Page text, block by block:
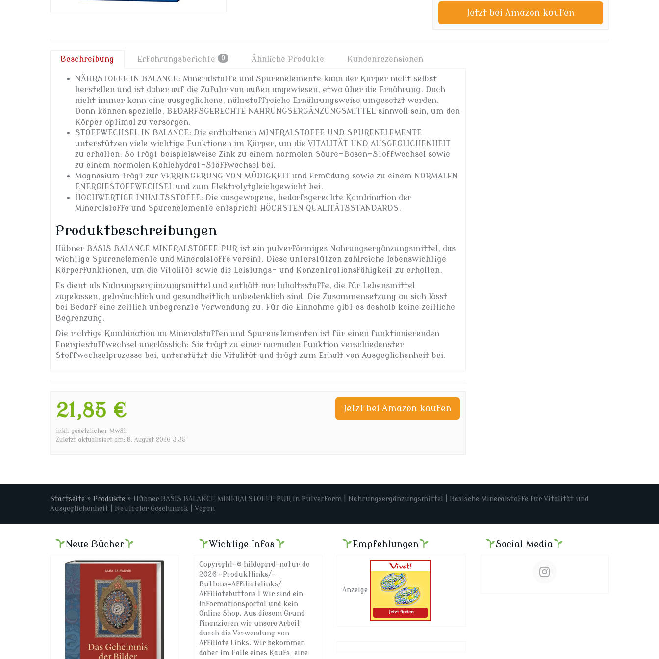
Jetzt bei Amazon kaufen
Beschreibung Erfahrungsberichte 0 Ähnliche Produkte Kundenrezensionen
NÄHRSTOFFE IN BALANCE: Mineralstoffe und Spurenelemente kann der Körper nicht selbst
herstellen und ist daher auf die Zufuhr von außen angewiesen, etwa über die Ernährung. Doch
nicht immer kann eine ausgeglichene, nährstoffreiche Ernährungsweise umgesetzt werden.
Dann können spezielle, BEDARFSGERECHTE NAHRUNGSERGÄNZUNGSMITTEL sinnvoll sein, um den
Körper optimal zu versorgen.
STOFFWECHSEL IN BALANCE: Die enthaltenen MINERALSTOFFE UND SPURENELEMENTE
unterstützen viele wichtige Funktionen im Körper, um die VITALITÄT UND AUSGEGLICHENHEIT
zu erhalten. So trägt beispielsweise Zink zu einem normalen Säure-Basen-Stoffwechsel sowie
zu einem normalen Kohlehydrat-Stoffwechsel bei.
Magnesium trägt zur VERRINGERUNG VON MÜDIGKEIT und Ermüdung sowie zu einem NORMALEN
ENERGIESTOFFWECHSEL und zum Elektrolytgleichgewicht bei.
HOCHWERTIGE INHALTSSTOFFE: Die ausgewogene, bedarfsgerechte Kombination der
Mineralstoffe und Spurenelemente entspricht HÖCHSTEN QUALITÄTSSTANDARDS.
Produktbeschreibungen
Hübner BASIS BALANCE MINERALSTOFFE PUR ist ein pulverförmiges Nahrungsergänzungsmittel, das
wichtige Spurenelemente und Mineralstoffe vereint. Diese unterstützen zahlreiche lebenswichtige
Körperfunktionen, um die Vitalität sowie die Leistungs- und Konzentrationsfähigkeit zu erhalten.
Es dient als Nahrungsergänzungsmittel und enthält nur Inhaltsstoffe, die für Lebensmittel
zugelassen, gebräuchlich und gesundheitlich unbedenklich sind. Die Zusammensetzung an sich lässt
bei Bedarf eine zeitlich unbegrenzte Verwendung zu. Für die Einnahme gibt es deshalb keine zeitliche
Begrenzung.
Die richtige Kombination an Mineralstoffen und Spurenelementen ist für einen funktionierenden
Energiestoffwechsel unerlässlich: Sie trägt zu einer normalen Funktion verschiedenster
Stoffwechselprozesse bei, unterstützt die Vitalität und trägt zum Erhalt von Ausgeglichenheit bei.
21,85 €
inkl. gesetzlicher MwSt.
Zuletzt aktualisiert am: 8. August 2026 3:35
Jetzt bei Amazon kaufen
Startseite » Produkte » Hübner BASIS BALANCE MINERALSTOFFE PUR in Pulverform | Nahrungsergänzungsmittel | Basische Mineralstoffe für Vitalität und
Ausgeglichenheit | Neutraler Geschmack | Vegan
Neue Bücher Wichtige Infos
Copyright-© hildegard-natur.de
2026 -Produktlinks/-
Buttons=Affiliatelinks/
Affiliatebuttons I Wir sind ein
Informationsportal und kein
Online Shop. Aus diesem Grund
finanzieren wir unsere Arbeit
durch die Verwendung von
Affiliate Links. Wir bekommen
daher im Falle eines Kaufs, eine
Empfehlungen
Anzeige
Social Media